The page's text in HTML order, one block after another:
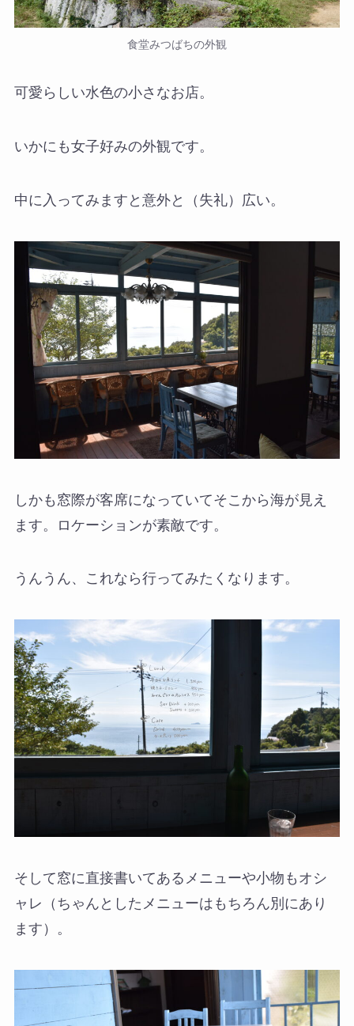
食堂みつばちの外観
可愛らしい水色の小さなお店。
いかにも女子好みの外観です。
中に入ってみますと意外と（失礼）広い。
しかも窓際が客席になっていてそこから海が見え
ます。ロケーションが素敵です。
うんうん、これなら行ってみたくなります。
そして窓に直接書いてあるメニューや小物もオシ
ャレ（ちゃんとしたメニューはもちろん別にあり
ます）。